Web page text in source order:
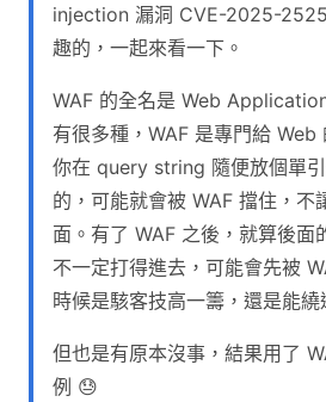
injection 漏洞 CVE-2025-
趣的，一起來看一下。
WAF 的全名是 Web
有很多種，WAF 是專門給 Web
你在 query string 隨便放個單
的，可能就會被 WAF 擋住，不
面。有了 WAF 之後，就算後面
不一定打得進去，可能會先被
時候是駭客技高一籌，還是能繞
但也是有原本沒事，結果用了
例 😓